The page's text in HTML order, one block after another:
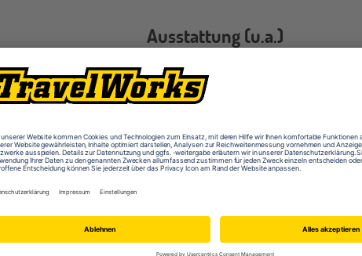
Ausstattung (u.a.)
Computerräume
Kunsträume
Sporthallen
Werkräume
Fächer